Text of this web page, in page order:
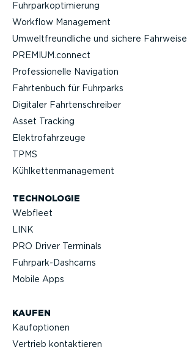
Fuhrpar­k­op­ti­mierung
Workflow Management
Umwelt­freund­liche und sichere Fahrweise
PREMIUM.connect
Profes­sio­nelle Navigation
Fahrtenbuch für Fuhrparks
Digitaler Fahrten­schreiber
Asset Tracking
Elektro­fahr­zeuge
TPMS
Kühlket­ten­ma­nagement
TECHNOLOGIE
Webfleet
LINK
PRO Driver Terminals
Fuhrpar­k-Da­shcams
Mobile Apps
KAUFEN
Kaufop­tionen
Vertrieb kontak­tieren